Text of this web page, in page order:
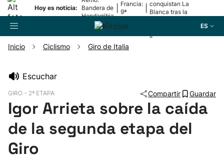
Hoy es noticia:
Bandera de
Hondarribia
Francia:
9ª
conquistan La
Blanca tras la
II
ES
Pelota
Remo
Inicio Ciclismo Giro de Italia
Escuchar
GIRO - 2ª ETAPA Compartir Guardar
Igor Arrieta sobre la caída
de la segunda etapa del
Giro